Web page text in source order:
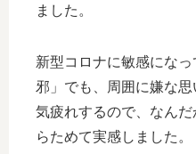
ました。
新型コロナに敏感にな
邪」でも、周囲に嫌な
気疲れするので、なん
らためて実感しました。